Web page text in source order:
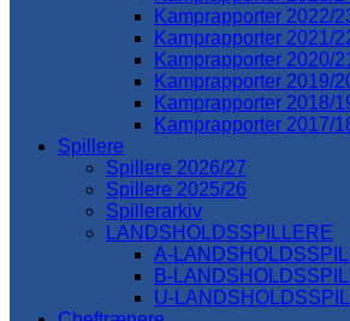
Kamprapporter 2022/
Kamprapporter 2021/
Kamprapporter 2020/21
Kamprapporter 2019/
Kamprapporter 2018/
Kamprapporter 2017/
Spillere
Spillere 2026/27
Spillere 2025/26
Spillerarkiv
LANDSHOLDSSPILLERE
A-
B-
U-